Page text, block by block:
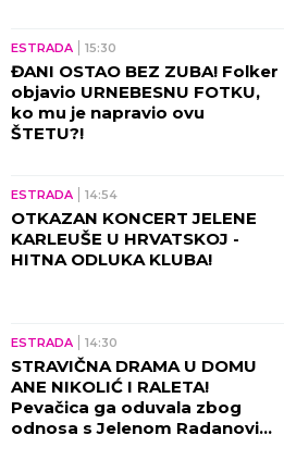
ESTRADA 15:30
ĐANI OSTAO BEZ ZUBA! Folker
objavio URNEBESNU FOTKU,
ko mu je napravio ovu
ŠTETU?!
ESTRADA 14:54
OTKAZAN KONCERT JELENE
KARLEUŠE U HRVATSKOJ -
HITNA ODLUKA KLUBA!
ESTRADA 14:30
STRAVIČNA DRAMA U DOMU
ANE NIKOLIĆ I RALETA!
Pevačica ga oduvala zbog
odnosa s Jelenom Radanović,